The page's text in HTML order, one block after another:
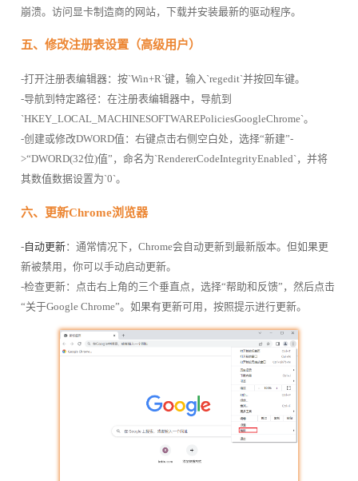
崩溃。访问显卡制造商的网站，下载并安装最新的驱动程序。
五、修改注册表设置（高级用户）
-打开注册表编辑器：按`Win+R`键，输入`regedit`并按回车键。
-导航到特定路径：在注册表编辑器中，导航到
`HKEY_LOCAL_MACHINESOFTWAREPoliciesGoogleChrome`。
-创建或修改DWORD值：右键点击右侧空白处，选择“新建”-
>“DWORD(32位)值”，命名为`RendererCodeIntegrityEnabled`，并将
其数值数据设置为`0`。
六、更新Chrome浏览器
-自动更新：通常情况下，Chrome会自动更新到最新版本。但如果更
新被禁用，你可以手动启动更新。
-检查更新：点击右上角的三个垂直点，选择“帮助和反馈”，然后点击
“关于Google Chrome”。如果有更新可用，按照提示进行更新。